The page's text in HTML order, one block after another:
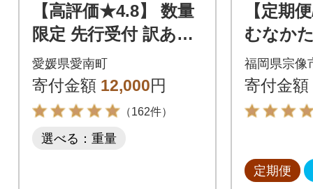
【高評価★4.8】 数量
限定 先行受付 訳あり
河内晩柑 10kg みかん
吉田農園 愛南町 愛媛
県
愛媛県愛南町
寄付金額 12,000円
（162件）
選べる：重量
【定期
むなか
ルーツ
たるの
福岡県宗像
寄付金額
定期便